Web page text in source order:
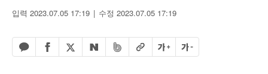
입력 2023.07.05 17:19 수정 2023.07.05 17:19
카카오톡 공유하기
페이스북 공유하기
엑스 공유하기
네이버 공유하기
밴드 공유하기
URL복사글자 크게글자 작게